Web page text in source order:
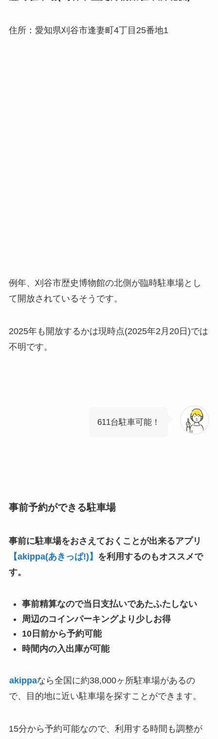
住所：愛知県刈谷市逢妻町4丁目25番地1
例年、刈谷市歴史博物館の北側が臨時駐車場とし
て開放されているそうです。
2025年も開放するかは現時点(2025年2月20日)では
不明です。
611台駐車可能！
事前予約ができる駐車場
事前に駐車場をおさえておくことが出来るアプリ
【akippa(あきっぱ!)】
を利用するのもオススメで
す。
事前精算なので当日支払いであたふたしない
周辺のコインパーキングより少しお得
10日前から予約可能
時間内の入出庫が可能
akippaなら全国に約38,000ヶ所駐車場があるの
で、目的地に近い駐車場を探すことができます。
15分から予約可能なので、利用する時間も調整が